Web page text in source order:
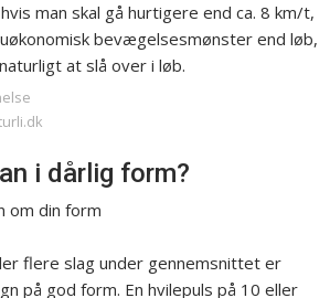
man skal gå hurtigere end ca. 8 km/t,
bevægelsesmønster end løb,
at slå over i løb.
i dårlig form?
om din form
flere slag under gennemsnittet er
på god form. En hvilepuls på 10 eller